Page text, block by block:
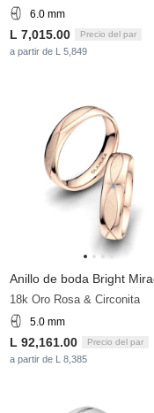
6.0 mm
L 7,015.00 Precio del par
a partir de L 5,849
18k Oro Rosa & Circonita
5.0 mm
L 92,161.00 Precio del par
a partir de L 8,385